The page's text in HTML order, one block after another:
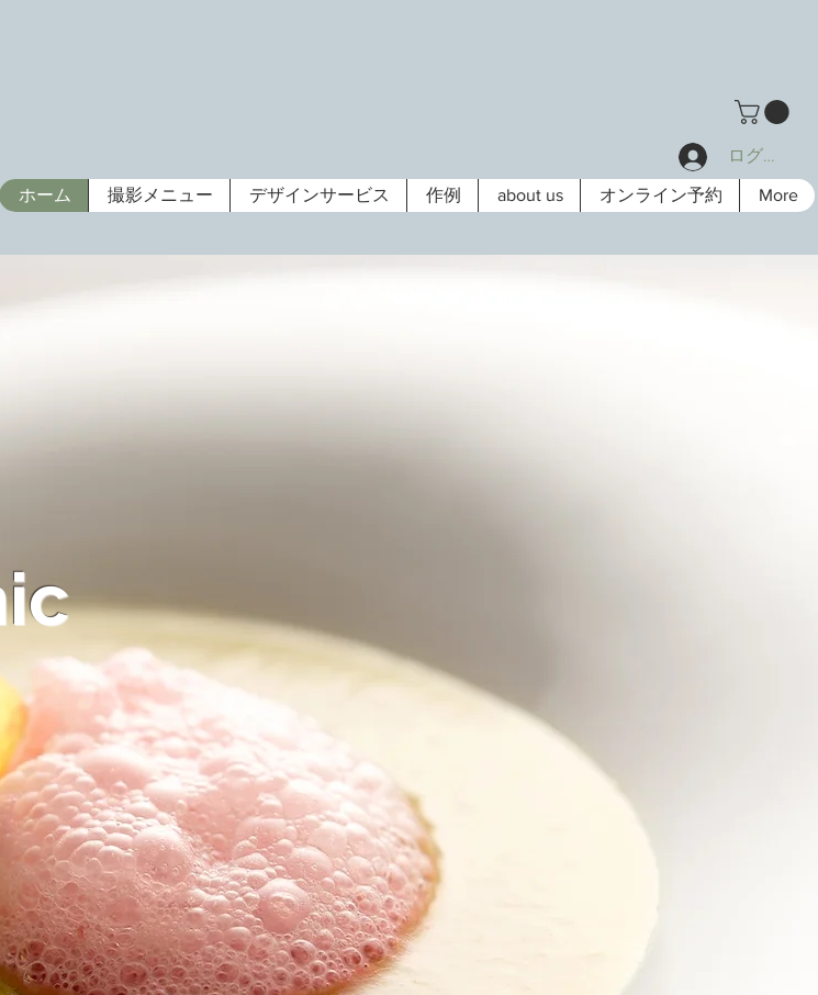
ログイン
ホーム 撮影メニュー デザインサービス 作例 about us オンライン予約 More